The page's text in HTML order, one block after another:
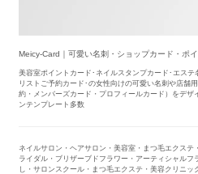
Meicy-Card｜可愛い名刺・ショップカード・ポ
美容室ポイントカード･ネイルスタンプカード･エス
リストご予約カード･の女性向けの可愛い名刺や店舗
約・メンバーズカード・プロフィールカード）をデザ
ンテンプレート多数
ネイルサロン・ヘアサロン・美容室・まつ毛エクス
ライダル・ブリザーブドフラワー・アーティシャル
し・サロンスクール・まつ毛エクステ・美容クリニッ